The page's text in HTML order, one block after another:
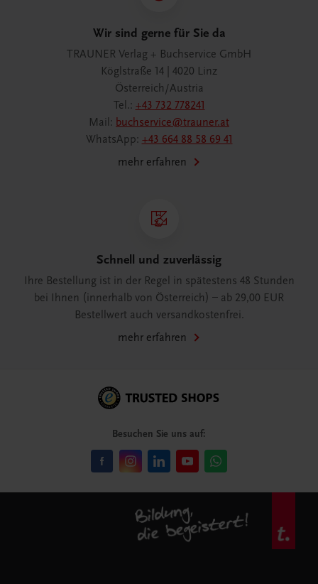
Wir sind gerne für Sie da
TRAUNER Verlag + Buchservice GmbH
Köglstraße 14 | 4020 Linz
Österreich/Austria
Tel.: +43 732 778241
Mail: buchservice@trauner.at
WhatsApp: +43 664 88 58 69 41
mehr erfahren
Schnell und zuverlässig
Ihre Bestellung ist in der Regel in spätestens 48 Stunden
bei Ihnen (innerhalb von Österreich) – ab 29,00 EUR
Bestellwert auch versandkostenfrei.
mehr erfahren
Besuchen Sie uns auf: